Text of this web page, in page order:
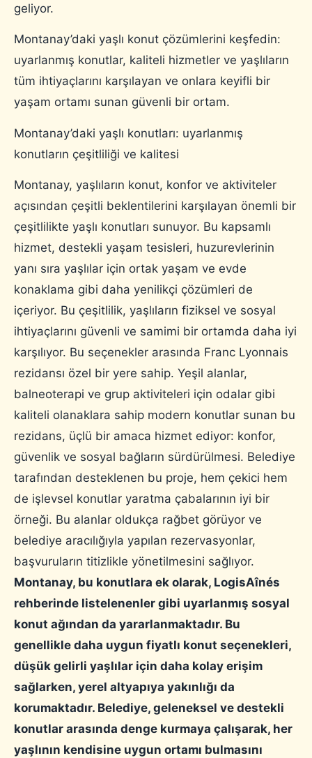
geliyor.
Montanay’daki yaşlı konut çözümlerini keşfedin:
uyarlanmış konutlar, kaliteli hizmetler ve yaşlıların
tüm ihtiyaçlarını karşılayan ve onlara keyifli bir
yaşam ortamı sunan güvenli bir ortam.
Montanay’daki yaşlı konutları: uyarlanmış
konutların çeşitliliği ve kalitesi
Montanay, yaşlıların konut, konfor ve aktiviteler
açısından çeşitli beklentilerini karşılayan önemli bir
çeşitlilikte yaşlı konutları sunuyor. Bu kapsamlı
hizmet, destekli yaşam tesisleri, huzurevlerinin
yanı sıra yaşlılar için ortak yaşam ve evde
konaklama gibi daha yenilikçi çözümleri de
içeriyor. Bu çeşitlilik, yaşlıların fiziksel ve sosyal
ihtiyaçlarını güvenli ve samimi bir ortamda daha iyi
karşılıyor. Bu seçenekler arasında Franc Lyonnais
rezidansı özel bir yere sahip. Yeşil alanlar,
balneoterapi ve grup aktiviteleri için odalar gibi
kaliteli olanaklara sahip modern konutlar sunan bu
rezidans, üçlü bir amaca hizmet ediyor: konfor,
güvenlik ve sosyal bağların sürdürülmesi. Belediye
tarafından desteklenen bu proje, hem çekici hem
de işlevsel konutlar yaratma çabalarının iyi bir
örneği. Bu alanlar oldukça rağbet görüyor ve
belediye aracılığıyla yapılan rezervasyonlar,
başvuruların titizlikle yönetilmesini sağlıyor.
Montanay, bu konutlara ek olarak, LogisAînés
rehberinde listelenenler gibi uyarlanmış sosyal
konut ağından da yararlanmaktadır. Bu
genellikle daha uygun fiyatlı konut seçenekleri,
düşük gelirli yaşlılar için daha kolay erişim
sağlarken, yerel altyapıya yakınlığı da
korumaktadır. Belediye, geleneksel ve destekli
konutlar arasında denge kurmaya çalışarak, her
yaşlının kendisine uygun ortamı bulmasını